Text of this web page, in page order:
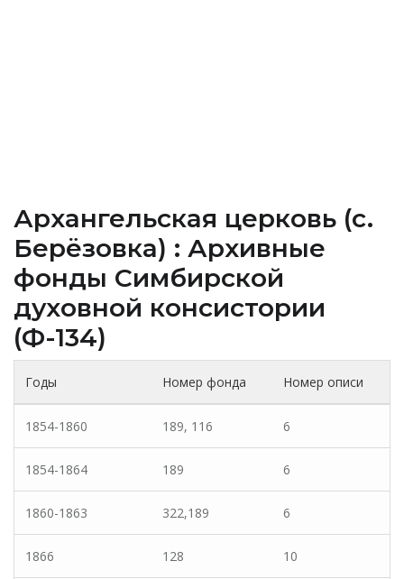
Архангельская церковь (c.
Берёзовка) : Архивные
фонды Cимбирской
духовной консистории
(Ф-134)
Годы Номер фонда Номер описи
1854-1860 189, 116 6
1854-1864 189 6
1860-1863 322,189 6
1866 128 10